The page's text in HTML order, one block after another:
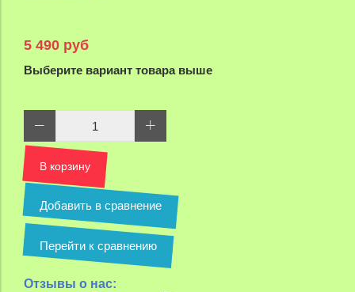
5 490 руб
Выберите вариант товара выше
В корзину
Добавить в сравнение
Перейти к сравнению
Отзывы о нас: